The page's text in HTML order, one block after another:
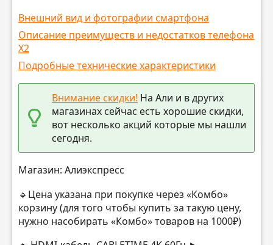
Внешний вид и фотографии смартфона
Описание преимуществ и недостатков телефона
X2
Подробные технические характеристики
Внимание скидки! На Али и в других
магазинах сейчас есть хорошие скидки,
вот несколько акций которые мы нашли
сегодня.
Магазин: Алиэкспресс
🔹Цена указана при покупке через «Комбо»
корзину (для того чтобы купить за такую цену,
нужно насобирать «Комбо» товаров на 1000₽)